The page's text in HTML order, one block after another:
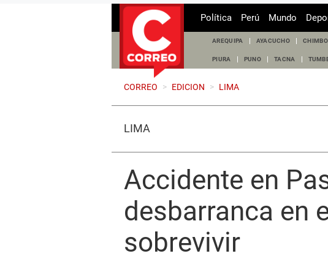
Política Perú Mundo
AREQUIPA AYACUCHO
PIURA PUNO TACNA
CORREO > EDICION > LIMA
LIMA
Accidente en
desbarranca en
sobrevivir